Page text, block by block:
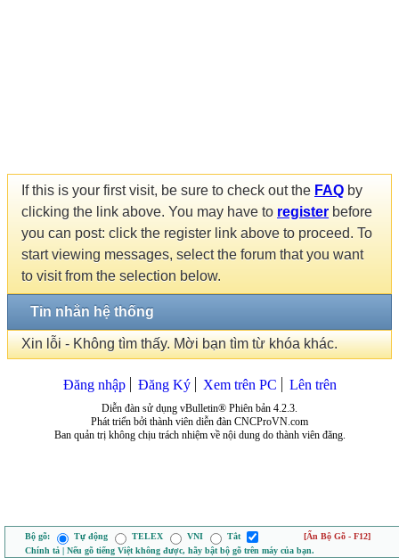
If this is your first visit, be sure to check out the FAQ by
clicking the link above. You may have to register before
you can post: click the register link above to proceed. To
start viewing messages, select the forum that you want
to visit from the selection below.
Tin nhắn hệ thống
Xin lỗi - Không tìm thấy. Mời bạn tìm từ khóa khác.
Đăng nhập Đăng Ký Xem trên PC Lên trên
Diễn đàn sử dụng vBulletin® Phiên bản 4.2.3.
Phát triển bởi thành viên diễn đàn CNCProVN.com
Ban quản trị không chịu trách nhiệm về nội dung do thành viên đăng.
Bộ gõ: Tự động TELEX VNI Tắt
[Ẩn Bộ Gõ - F12]
Chính tả | Nếu gõ tiếng Việt không được, hãy bật bộ gõ trên máy của bạn.